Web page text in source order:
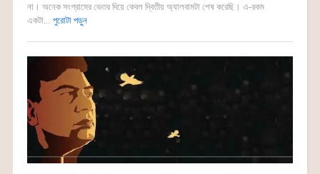
না। অনেক সংগ্রামের ভেতর দিয়ে কেবল দ্বিতীয় অ্যালবামটা শেষ করেছি। এ-রকম
একটা... পুরোটা পড়ুন